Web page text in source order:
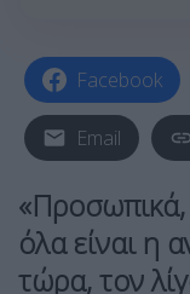
Facebook
Email
όλαείναι η
τώρα, τον